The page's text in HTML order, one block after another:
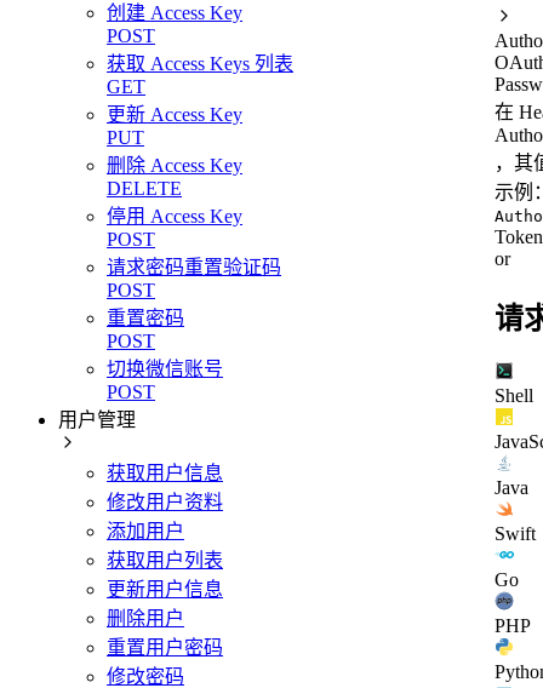
创建 Access Key
POST
获取 Access Keys 列表
GET
更新 Access Key
PUT
删除 Access Key
DELETE
停用 Access Key
POST
请求密码重置验证码
POST
重置密码
POST
切换微信账号
POST
用户管理
获取用户信息
修改用户资料
添加用户
获取用户列表
更新用户信息
删除用户
重置用户密码
修改密码
在
，其
示例
or
请
Shell
Java
Swift
Go
PHP